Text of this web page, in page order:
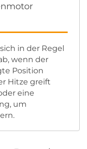
in der Regel
wenn der
Position
Hitze greift
eine
um